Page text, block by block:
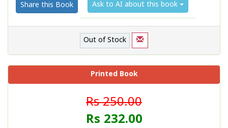
Share this Book Ask to AI about this book
Out of Stock
Printed Book
Rs 250.00
Rs 232.00